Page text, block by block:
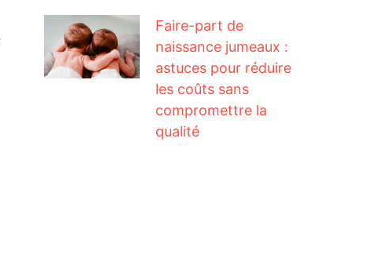
Faire-part de
naissance jumeaux :
astuces pour réduire
les coûts sans
compromettre la
qualité